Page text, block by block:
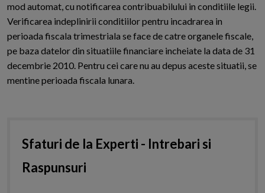
mod automat, cu notificarea contribuabilului in conditiile legii.
Verificarea indeplinirii conditiilor pentru incadrarea in
perioada fiscala trimestriala se face de catre organele fiscale,
pe baza datelor din situatiile financiare incheiate la data de 31
decembrie 2010. Pentru cei care nu au depus aceste situatii, se
mentine perioada fiscala lunara.
Sfaturi de la Experti - Intrebari si
Raspunsuri